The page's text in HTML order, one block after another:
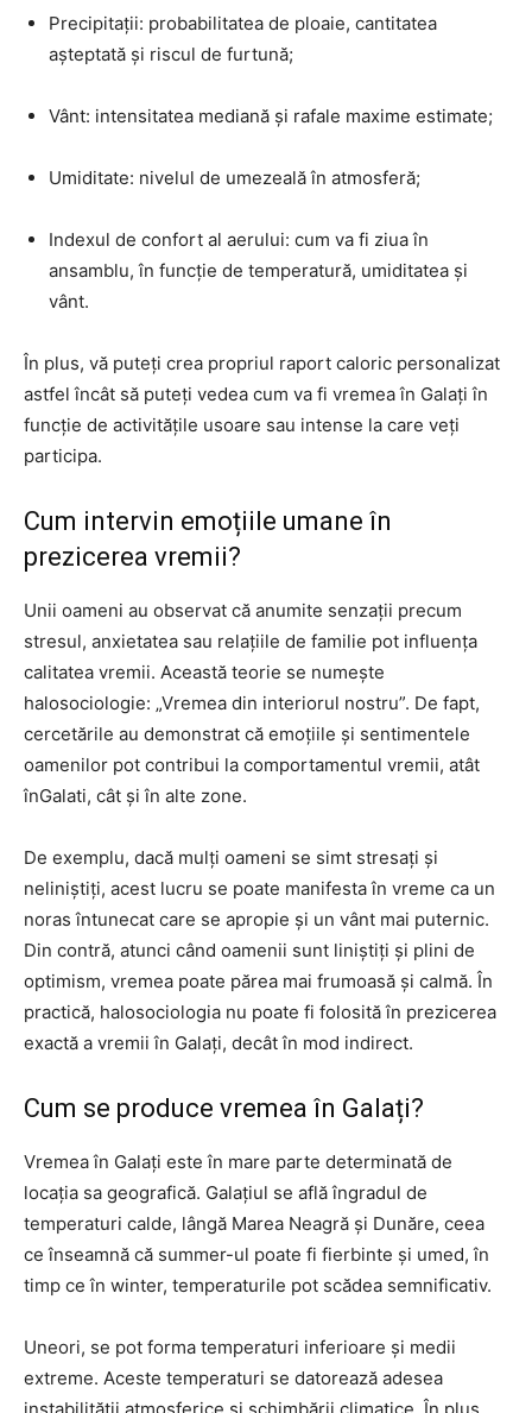
Precipitații: probabilitatea de ploaie, cantitatea
așteptată și riscul de furtună;
Vânt: intensitatea mediană și rafale maxime estimate;
Umiditate: nivelul de umezeală în atmosferă;
Indexul de confort al aerului: cum va fi ziua în
ansamblu, în funcție de temperatură, umiditatea și
vânt.
În plus, vă puteți crea propriul raport caloric personalizat
astfel încât să puteți vedea cum va fi vremea în Galați în
funcție de activitățile usoare sau intense la care veți
participa.
Cum intervin emoțiile umane în
prezicerea vremii?
Unii oameni au observat că anumite senzații precum
stresul, anxietatea sau relațiile de familie pot influența
calitatea vremii. Această teorie se numește
halosociologie: „Vremea din interiorul nostru”. De fapt,
cercetările au demonstrat că emoțiile și sentimentele
oamenilor pot contribui la comportamentul vremii, atât
înGalati, cât și în alte zone.
De exemplu, dacă mulți oameni se simt stresați și
neliniștiți, acest lucru se poate manifesta în vreme ca un
noras întunecat care se apropie și un vânt mai puternic.
Din contră, atunci când oamenii sunt liniștiți și plini de
optimism, vremea poate părea mai frumoasă și calmă. În
practică, halosociologia nu poate fi folosită în prezicerea
exactă a vremii în Galați, decât în mod indirect.
Cum se produce vremea în Galați?
Vremea în Galați este în mare parte determinată de
locația sa geografică. Galațiul se află îngradul de
temperaturi calde, lângă Marea Neagră și Dunăre, ceea
ce înseamnă că summer-ul poate fi fierbinte și umed, în
timp ce în winter, temperaturile pot scădea semnificativ.
Uneori, se pot forma temperaturi inferioare și medii
extreme. Aceste temperaturi se datorează adesea